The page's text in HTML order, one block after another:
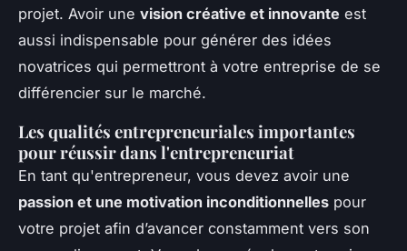
projet. Avoir une vision créative et innovante est
aussi indispensable pour générer des idées
novatrices qui permettront à votre entreprise de se
différencier sur le marché.
Les qualités entrepreneuriales importantes
pour réussir dans l'entrepreneuriat
En tant qu'entrepreneur, vous devez avoir une
passion et une motivation inconditionnelles pour
votre projet afin d’avancer constamment vers son